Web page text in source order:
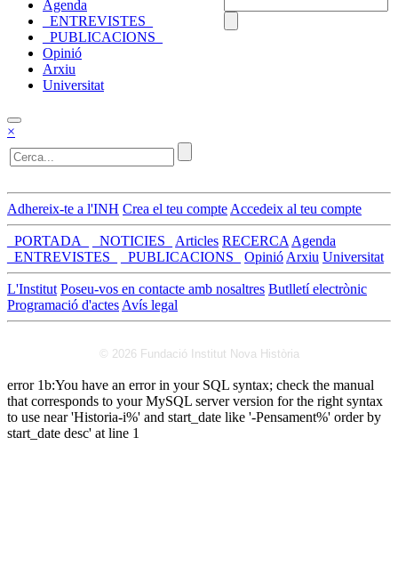
Agenda
_ENTREVISTES_
_PUBLICACIONS_
Opinió
Arxiu
Universitat
×
Adhereix-te a l'INH Crea el teu compte Accedeix al teu compte
_PORTADA_ _NOTICIES_ Articles RECERCA Agenda
_ENTREVISTES_
_PUBLICACIONS_ Opinió Arxiu Universitat
L'Institut Poseu-vos en contacte amb nosaltres Butlletí electrònic
Programació d'actes Avís legal
© 2026 Fundació Institut Nova Història
error 1b:You have an error in your SQL syntax; check the manual
that corresponds to your MySQL server version for the right syntax
to use near 'Historia-i%' and start_date like '-Pensament%' order by
start_date desc' at line 1